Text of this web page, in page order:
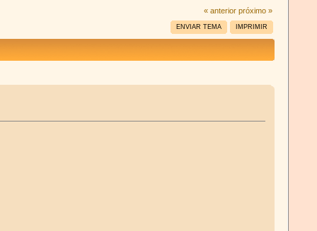
« anterior próximo »
ENVIAR TEMA IMPRIMIR